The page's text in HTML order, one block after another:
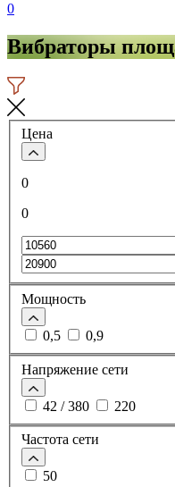
0
Вибраторы
Цена
0
0
Мощность
0,5 0,9
Напряжение сети
42 / 380 220
Частота сети
50